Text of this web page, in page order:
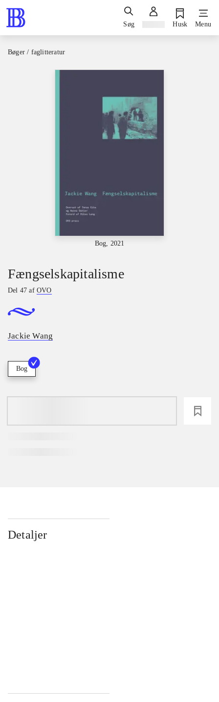
Søg Husk Menu
Bøger / faglitteratur
Bog, 2021
Fængselskapitalisme
Del 47 afOVO
Jackie Wang
Bog
Detaljer